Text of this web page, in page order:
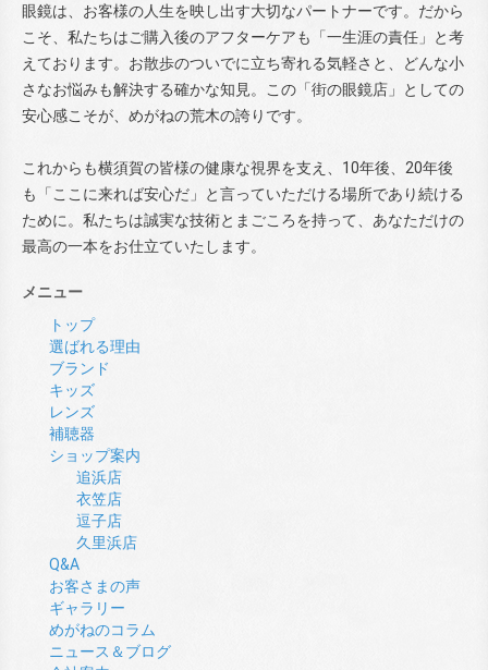
眼鏡は、お客様の人生を映し出す大切なパートナーです。だから
こそ、私たちはご購入後のアフターケアも「一生涯の責任」と考
えております。お散歩のついでに立ち寄れる気軽さと、どんな小
さなお悩みも解決する確かな知見。この「街の眼鏡店」としての
安心感こそが、めがねの荒木の誇りです。
これからも横須賀の皆様の健康な視界を支え、10年後、20年後
も「ここに来れば安心だ」と言っていただける場所であり続ける
ために。私たちは誠実な技術とまごころを持って、あなただけの
最高の一本をお仕立ていたします。
メニュー
トップ
選ばれる理由
ブランド
キッズ
レンズ
補聴器
ショップ案内
追浜店
衣笠店
逗子店
久里浜店
Q&A
お客さまの声
ギャラリー
めがねのコラム
ニュース＆ブログ